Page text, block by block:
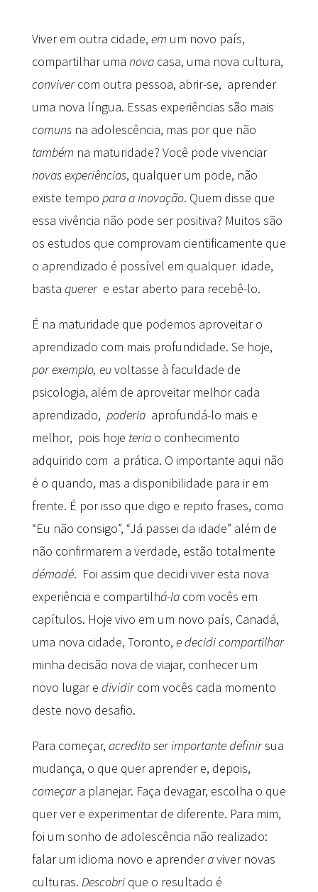
Viver em outra cidade, em um novo país,
compartilhar uma novacasa, uma nova cultura,
convivercom outra pessoa, abrir-se, aprender
uma nova língua. Essas experiências são mais
comunsna adolescência, mas por que não
também na maturidade? Você pode vivenciar
novas experiências, qualquer um pode, não
existe tempo para a inovação. Quem disse que
essa vivência não pode ser positiva? Muitos são
os estudos que comprovam cientificamente que
o aprendizado é possível em qualquer idade,
basta querere estar aberto para recebê-lo.
É na maturidade que podemos aproveitar o
aprendizado com mais profundidade. Se hoje,
por exemplo, euvoltasse à faculdade de
psicologia, além de aproveitar melhor cada
aprendizado, poderiaaprofundá-lo mais e
melhor, pois hoje teriao conhecimento
adquirido com a prática. O importante aqui não
é o quando, mas a disponibilidade para ir em
frente. É por isso que digo e repito frases, como
“Eu não consigo”, “Já passei da idade” além de
não confirmarem a verdade, estão totalmente
démodé. Foi assim que decidi viver esta nova
experiência e compartilhá-la com vocês em
capítulos. Hoje vivo em um novo país, Canadá,
uma nova cidade, Toronto, e decidi compartilhar
minha decisão nova de viajar, conhecer um
novo lugar e dividircom vocês cada momento
deste novo desafio.
Para começar, acredito ser importante definirsua
mudança, o que quer aprender e, depois,
começara planejar. Faça devagar, escolha o que
quer ver e experimentar de diferente. Para mim,
foi um sonho de adolescência não realizado:
falar um idioma novo e aprenderaviver novas
culturas. Descobrique o resultado é